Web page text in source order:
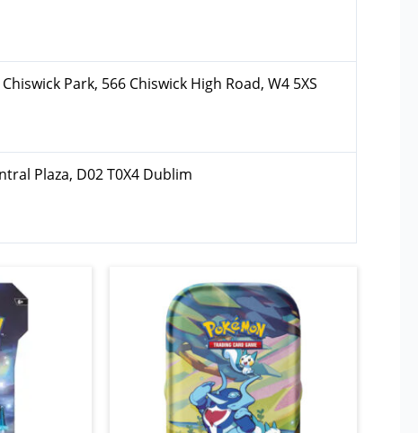
Park, 566 Chiswick High Road, W4 5XS
Plaza, D02 T0X4 Dublim